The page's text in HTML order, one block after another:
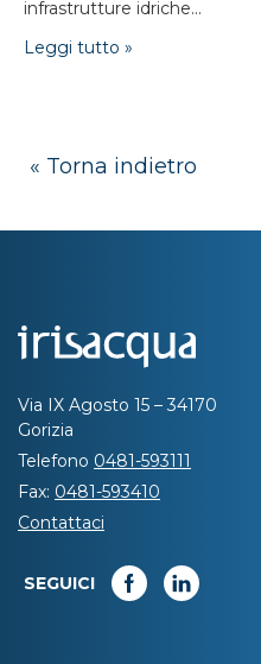
infrastrutture idriche...
Leggi tutto »
« Torna indietro
Via IX Agosto 15 – 34170
Gorizia
Telefono 0481-593111
Fax: 0481-593410
Contattaci
SEGUICI